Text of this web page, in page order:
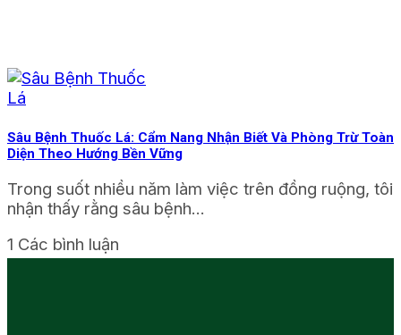
Sâu Bệnh Thuốc Lá: Cẩm Nang Nhận Biết Và Phòng Trừ Toàn
Diện Theo Hướng Bền Vững
Trong suốt nhiều năm làm việc trên đồng ruộng, tôi
nhận thấy rằng sâu bệnh...
1 Các bình luận